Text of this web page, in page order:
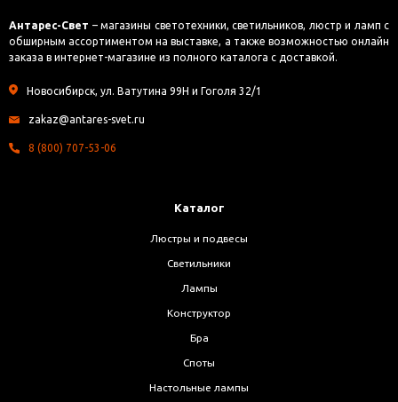
Антарес-Свет – магазины светотехники, светильников, люстр и ламп с
обширным ассортиментом на выставке, а также возможностью онлайн
заказа в интернет-магазине из полного каталога с доставкой.
Новосибирск, ул. Ватутина 99Н и Гоголя 32/1
zakaz@antares-svet.ru
8 (800) 707-53-06
Каталог
Люстры и подвесы
Светильники
Лампы
Конструктор
Бра
Споты
Настольные лампы